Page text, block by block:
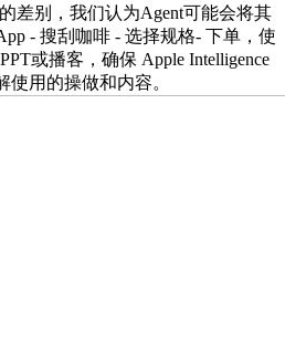
差别，我们认为Agent可能会将其
- 搜刮咖啡 - 选择规格- 下单，使
或播客，确保 Apple Intelligence
使用的操做和内容。